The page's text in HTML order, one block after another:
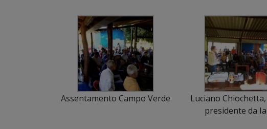
Assentamento Campo Verde
Luciano
presidente da